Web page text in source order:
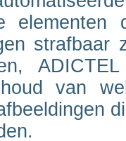
van